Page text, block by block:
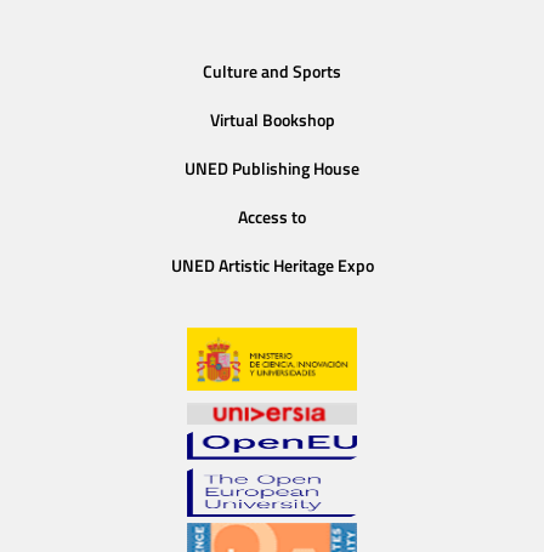
Culture and Sports
Virtual Bookshop
UNED Publishing House
Access to
UNED Artistic Heritage Expo